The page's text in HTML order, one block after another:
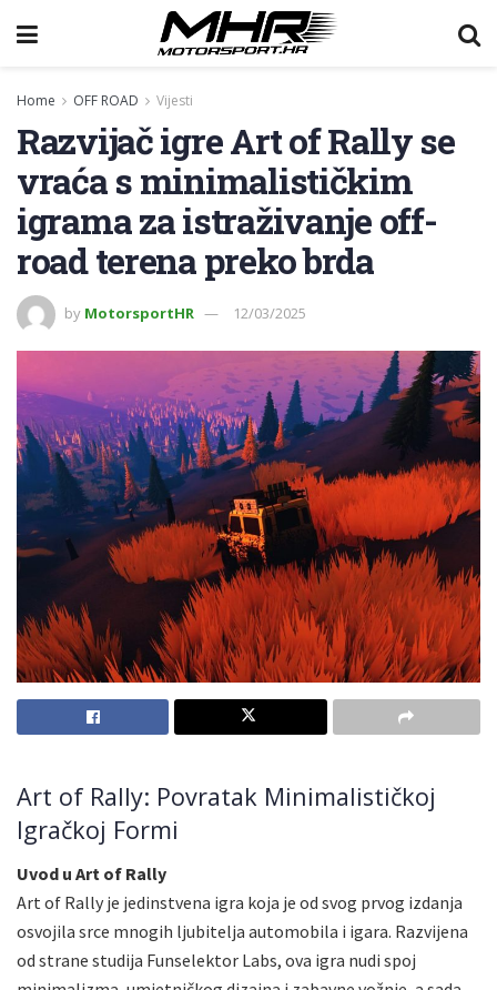
Home OFF ROAD Vijesti
Razvijač igre Art of Rally se
vraća s minimalističkim
igrama za istraživanje off-
road terena preko brda
by MotorsportHR 12/03/2025
Art of Rally: Povratak Minimalističkoj
Igračkoj Formi
Uvod u Art of Rally
Art of Rally je jedinstvena igra koja je od svog prvog izdanja
osvojila srce mnogih ljubitelja automobila i igara. Razvijena
od strane studija Funselektor Labs, ova igra nudi spoj